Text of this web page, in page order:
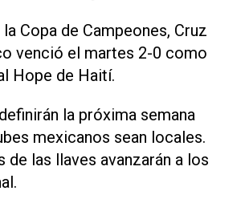
Copa de Campeones, Cruz
venció el martes 2-0 como
Hope de Haití.
la próxima semana
mexicanos sean locales.
de las llaves avanzarán a los